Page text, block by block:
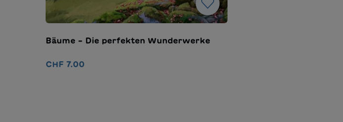
Bäume – Die perfekten Wunderwerke
CHF 7.00